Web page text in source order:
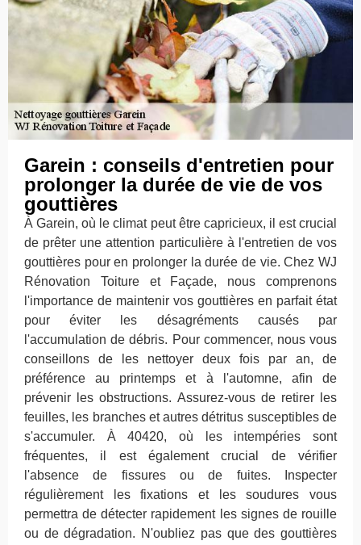
Garein : conseils d'entretien pour
prolonger la durée de vie de vos
gouttières
À Garein, où le climat peut être capricieux, il est crucial
de prêter une attention particulière à l'entretien de vos
gouttières pour en prolonger la durée de vie. Chez WJ
Rénovation Toiture et Façade, nous comprenons
l'importance de maintenir vos gouttières en parfait état
pour éviter les désagréments causés par
l'accumulation de débris. Pour commencer, nous vous
conseillons de les nettoyer deux fois par an, de
préférence au printemps et à l'automne, afin de
prévenir les obstructions. Assurez-vous de retirer les
feuilles, les branches et autres détritus susceptibles de
s'accumuler. À 40420, où les intempéries sont
fréquentes, il est également crucial de vérifier
l'absence de fissures ou de fuites. Inspecter
régulièrement les fixations et les soudures vous
permettra de détecter rapidement les signes de rouille
ou de dégradation. N'oubliez pas que des gouttières